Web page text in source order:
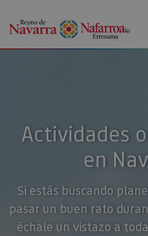
Actividades
en
Si estás buscando
pasar un buen rato
échale un vistazo a